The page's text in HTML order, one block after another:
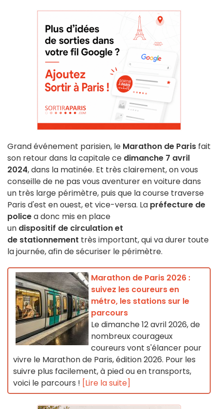
Grand événement parisien, le Marathon de Paris fait
son retour dans la capitale ce dimanche 7 avril
2024, dans la matinée. Et très clairement, on vous
conseille de ne pas vous aventurer en voiture dans
un très large périmètre, puis que la course traverse
Paris d'est en ouest, et vice-versa. La préfecture de
policea donc mis en place
un dispositif de circulation et
de stationnement très important, qui va durer toute
la journée, afin de sécuriser le périmètre.
Marathon de Paris 2026 :
suivez les coureurs en
métro, les stations sur le
parcours
Le dimanche 12 avril 2026, de
nombreux courageux
coureurs vont s'élancer pour
vivre le Marathon de Paris, édition 2026. Pour les
suivre plus facilement, à pied ou en transports,
voici le parcours ! [Lire la suite]